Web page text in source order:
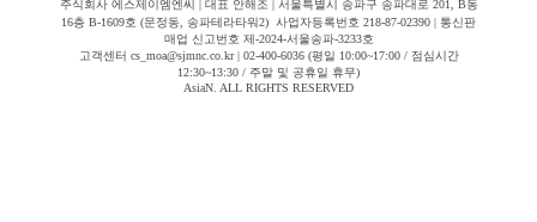
주식회사 에스제이엠엔씨 | 대표 안해조 | 서울특별시 송파구 송파대로 201, B동
16층 B-1609호 (문정동, 송파테라타워2) 사업자등록번호 218-87-02390 | 통신판
매업 신고번호 제-2024-서울송파-3233호
고객센터 cs_moa@sjmnc.co.kr | 02-400-6036 (평일 10:00~17:00 / 점심시간
12:30~13:30 / 주말 및 공휴일 휴무)
AsiaN. ALL RIGHTS RESERVED